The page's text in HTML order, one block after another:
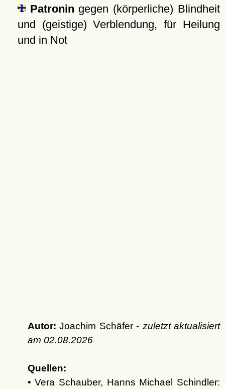
Patronin gegen (körperliche) Blindheit
und (geistige) Verblendung, für Heilung
und in Not
Autor: Joachim Schäfer - zuletzt aktualisiert
am 02.08.2026
Quellen:
• Vera Schauber, Hanns Michael Schindler: